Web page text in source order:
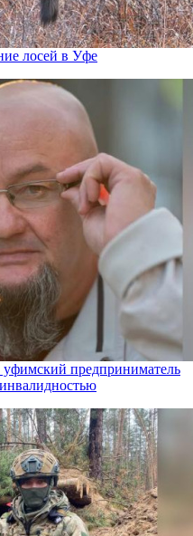
лосей в Уфе
уфимский предприниматель